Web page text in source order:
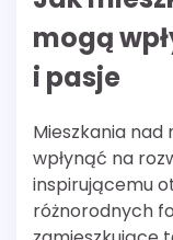
mogą
i pasje
Mieszkania
wpłynąć na
inspirującemu
różnorodnych